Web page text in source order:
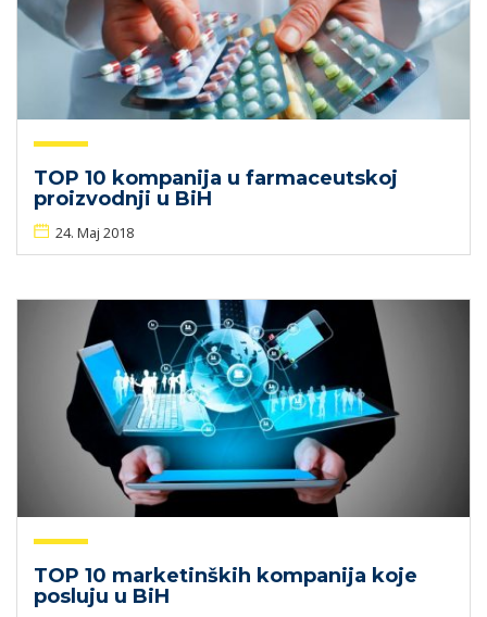
TOP 10 kompanija u farmaceutskoj
proizvodnji u BiH
24. Maj 2018
TOP 10 marketinških kompanija koje
posluju u BiH